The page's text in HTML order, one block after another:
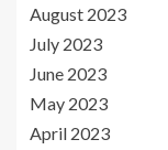
August 2023
July 2023
June 2023
May 2023
April 2023